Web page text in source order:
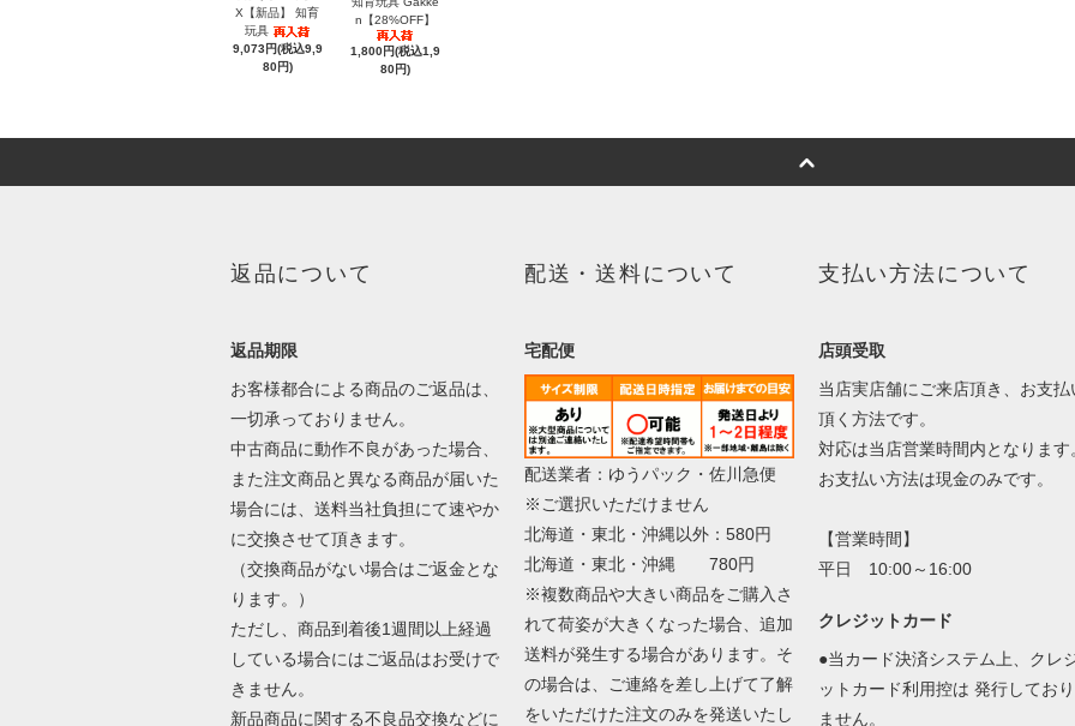
X【新品】 知育
玩具
9,073円(税込9,9
80円)
n【28%OFF】
1,800円(税込1,9
80円)
返品について
返品期限
お客様都合による商品のご返品は、
一切承っておりません。
中古商品に動作不良があった場合、
また注文商品と異なる商品が届いた
場合には、送料当社負担にて速やか
に交換させて頂きます。
（交換商品がない場合はご返金とな
ります。）
ただし、商品到着後1週間以上経過
している場合にはご返品はお受けで
きません。
新品商品に関する不良品交換などに
配送・送料について
宅配便
配送業者：ゆうパック・佐川急便
※ご選択いただけません
北海道・東北・沖縄以外：580円
北海道・東北・沖縄 780円
※複数商品や大きい商品をご購入さ
れて荷姿が大きくなった場合、追加
送料が発生する場合があります。そ
の場合は、ご連絡を差し上げて了解
をいただけた注文のみを発送いたし
支払い方法について
店頭受取
当店実店舗にご来店頂き、お支払
頂く方法です。
対応は当店営業時間内となります
お支払い方法は現金のみです。
【営業時間】
平日 10:00～16:00
クレジットカード
●当カード決済システム上、クレ
ットカード利用控は 発行しており
ません。